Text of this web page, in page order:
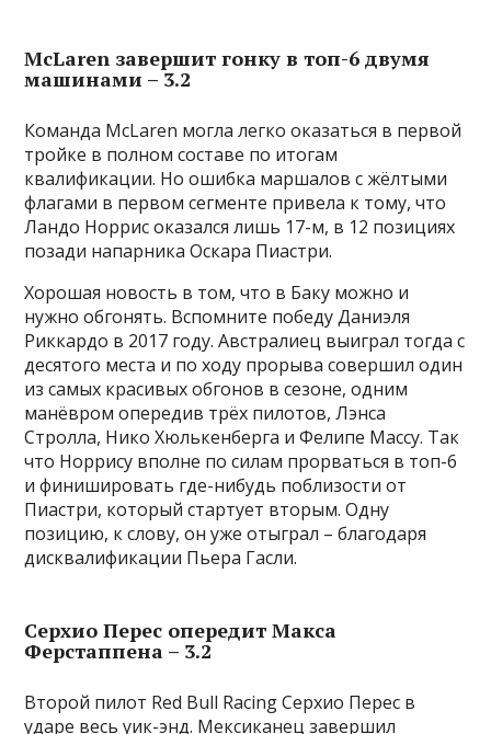
McLaren завершит гонку в топ-6 двумя
машинами – 3.2
Команда McLaren могла легко оказаться в первой
тройке в полном составе по итогам
квалификации. Но ошибка маршалов с жёлтыми
флагами в первом сегменте привела к тому, что
Ландо Норрис оказался лишь 17-м, в 12 позициях
позади напарника Оскара Пиастри.
Хорошая новость в том, что в Баку можно и
нужно обгонять. Вспомните победу Даниэля
Риккардо в 2017 году. Австралиец выиграл тогда с
десятого места и по ходу прорыва совершил один
из самых красивых обгонов в сезоне, одним
манёвром опередив трёх пилотов, Лэнса
Стролла, Нико Хюлькенберга и Фелипе Массу. Так
что Норрису вполне по силам прорваться в топ-6
и финишировать где-нибудь поблизости от
Пиастри, который стартует вторым. Одну
позицию, к слову, он уже отыграл – благодаря
дисквалификации Пьера Гасли.
Серхио Перес опередит Макса
Ферстаппена – 3.2
Второй пилот Red Bull Racing Серхио Перес в
ударе весь уик-энд. Мексиканец завершил